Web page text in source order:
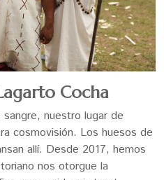
Cocha
nuestro lugar de
cosmovisión. Los huesos de
allí. Desde 2017, hemos
nos otorgue la